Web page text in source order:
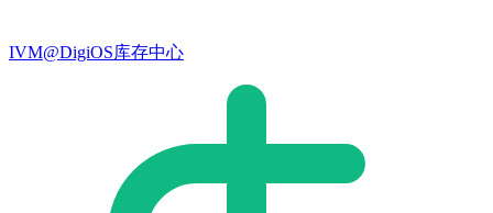
IVM@DigiOS库存中心